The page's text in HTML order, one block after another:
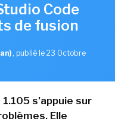
Code
de fusion
, publié le 23 Octobre
1.105 s'appuie sur
Elle